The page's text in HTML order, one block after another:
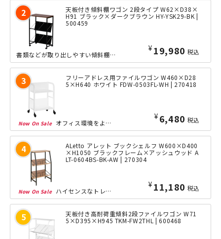
天板付き傾斜棚ワゴン 2段タイプ W62×D38×
H91 ブラック×ダークブラウン HY-YSK29-BK |
500459
¥ 19,980 税込
書類などが取り出しやすい傾斜棚を採用した、2段型の天板付きワゴンです。天板は資料...
フリーアドレス用ファイルワゴン W460×D28
5×H640 ホワイト FDW-0503FL-WH | 270418
¥ 6,480 税込
オフィス環境をより快適に、そして効率的にする必須アイテム、フリーアドレス用ファイ...
ALetto アレット ブックシェルフ W600×D400
×H1050 ブラックフレーム×アッシュウッド A
LT-0604BS-BK-AW | 270304
¥ 11,180 税込
ハイセンスなトレンド感のあるデザインを目指した「ALetto（アレット）」シリー...
天板付き高耐荷重傾斜2段ファイルワゴン W71
5×D395×H945 TKM-FW2THL | 600468